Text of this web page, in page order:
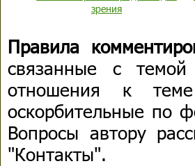
зрения
Правила
связанные с
отношения к
оскорбительные по
Вопросы автору
"Контакты".